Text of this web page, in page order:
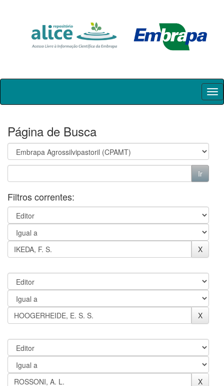
Skip
Página de Busca
Filtros correntes: